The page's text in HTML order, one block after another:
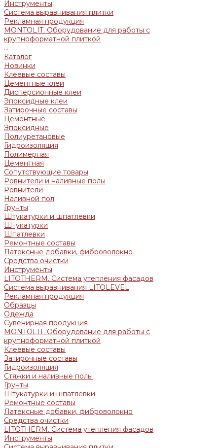
Инструменты
Система выравнивания плитки
Рекламная продукция
MONTOLIT. Оборудование для работы с
крупноформатной плиткой
...
Каталог
Новинки
Клеевые составы
Цементные клеи
Дисперсионные клеи
Эпоксидные клеи
Затирочные составы
Цементные
Эпоксидные
Полиуретановые
Гидроизоляция
Полимерная
Цементная
Сопутствующие товары
Ровнители и наливные полы
Ровнители
Наливной пол
Грунты
Штукатурки и шпатлевки
Штукатурки
Шпатлевки
Ремонтные составы
Латексные добавки, фиброволокно
Средства очистки
Инструменты
LITOTHERM. Система утепления фасадов
Система выравнивания LITOLEVEL
Рекламная продукция
Образцы
Одежда
Сувенирная продукция
MONTOLIT. Оборудование для работы с
крупноформатной плиткой
Клеевые составы
Затирочные составы
Гидроизоляция
Стяжки и наливные полы
Грунты
Штукатурки и шпатлевки
Ремонтные составы
Латексные добавки, фиброволокно
Средства очистки
LITOTHERM. Система утепления фасадов
Инструменты